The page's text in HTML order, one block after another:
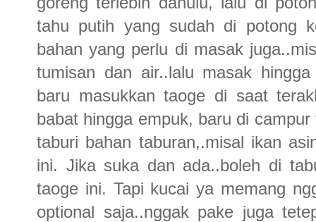
tahu putih yang sudah di potong
bahan yang perlu di masak
tumisan dan air..lalu masak
baru masukkan taoge di saat
babat hingga empuk, baru di
taburi bahan taburan,.misal ikan
ini. Jika suka dan ada..boleh di
taoge ini. Tapi kucai ya memang
optional saja..nggak pake juga